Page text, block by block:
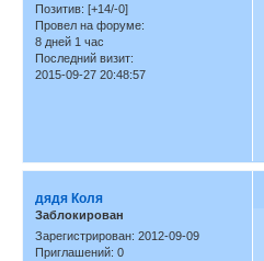
Позитив: [+14/-0]
Провел на форуме:
8 дней 1 час
Последний визит:
2015-09-27 20:48:57
дядя Коля
Заблокирован
Зарегистрирован: 2012-09-09
Приглашений: 0